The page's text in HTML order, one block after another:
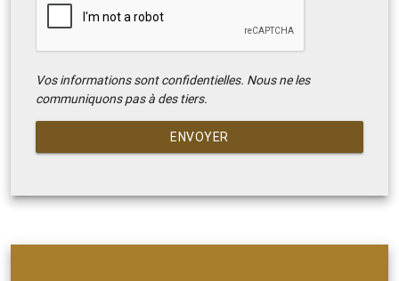
Vos informations sont confidentielles. Nous ne les
communiquons pas à des tiers.
ENVOYER